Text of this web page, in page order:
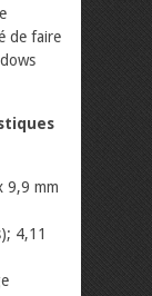
de faire
9,9 mm
4,11